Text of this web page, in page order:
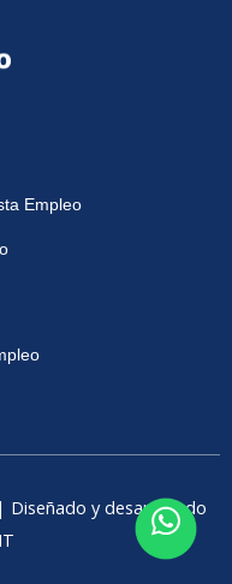
Empleo
y desarrollado